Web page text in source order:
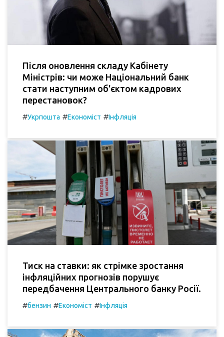
Після оновлення складу Кабінету
Міністрів: чи може Національний банк
стати наступним об'єктом кадрових
перестановок?
#Укрпошта #Економіст #Інфляція
Тиск на ставки: як стрімке зростання
інфляційних прогнозів порушує
передбачення Центрального банку Росії.
#бензин #Економіст #Інфляція